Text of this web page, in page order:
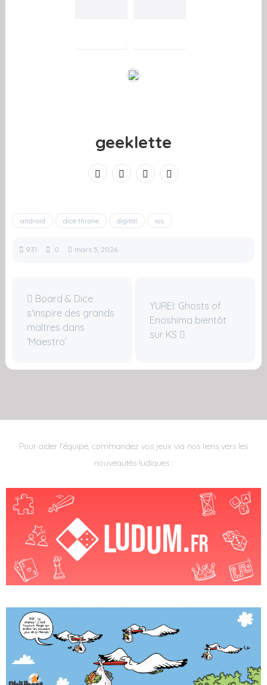
geeklette
android dice throne digital ios
931 0 mars 5, 2026
Board & Dice
s'inspire des grands
maîtres dans
‘Maestro’
YUREI: Ghosts of
Enoshima bientôt
sur KS
Pour aider l'équipe, commandez vos jeux via nos liens vers les
nouveautés ludiques :